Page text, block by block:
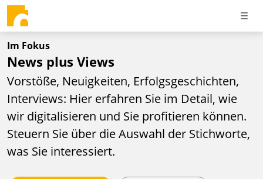
Im Fokus
News plus Views
Vorstöße, Neuigkeiten, Erfolgsgeschichten,
Interviews: Hier erfahren Sie im Detail, wie
wir digitalisieren und Sie profitieren können.
Steuern Sie über die Auswahl der Stichworte,
was Sie interessiert.